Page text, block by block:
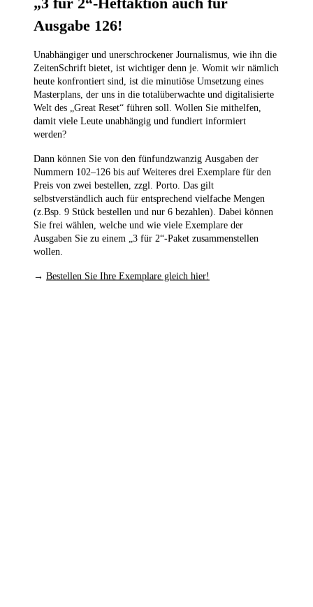
Ausgabe 126!
Unabhängiger und unerschrockener Journalismus, wie ihn die
ZeitenSchrift bietet, ist wichtiger denn je. Womit wir nämlich
heute konfrontiert sind, ist die minutiöse Umsetzung eines
Masterplans, der uns in die totalüberwachte und digitalisierte
Welt des „Great Reset“ führen soll. Wollen Sie mithelfen,
damit viele Leute unabhängig und fundiert informiert
werden?
Dann können Sie von den fünfundzwanzig Ausgaben der
Nummern 102–126 bis auf Weiteres drei Exemplare für den
Preis von zwei bestellen, zzgl. Porto. Das gilt
selbstverständlich auch für entsprechend vielfache Mengen
(z.Bsp. 9 Stück bestellen und nur 6 bezahlen). Dabei können
Sie frei wählen, welche und wie viele Exemplare der
Ausgaben Sie zu einem „3 für 2“-Paket zusammenstellen
wollen.
→ Bestellen Sie Ihre Exemplare gleich hier!